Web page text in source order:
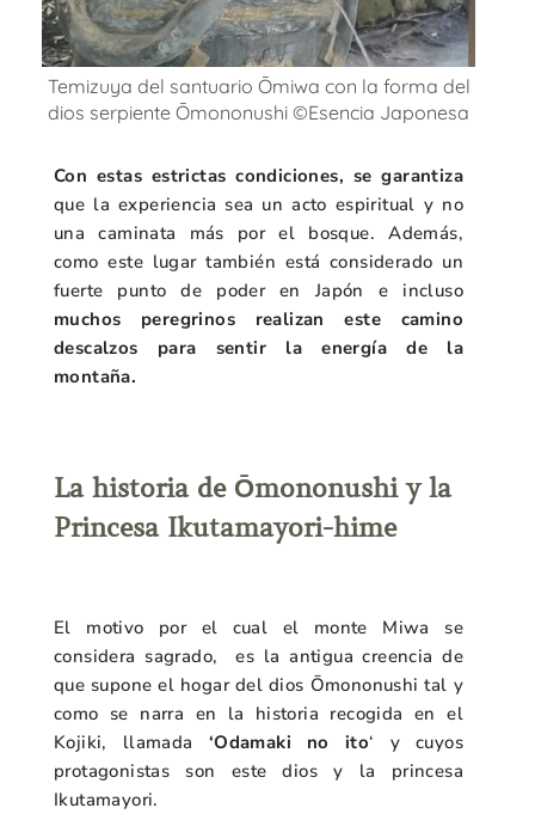
Temizuya del santuario Ōmiwa con la forma del
dios serpiente Ōmononushi ©Esencia Japonesa
Con estas estrictas condiciones, se garantiza
que la experiencia sea un acto espiritual y no
una caminata más por el bosque.
Además,
como este lugar también está considerado un
fuerte punto de poder en Japón e incluso
muchos peregrinos realizan este camino
descalzos para sentir la energía de la
montaña.
La historia de Ōmononushi y la
Princesa Ikutamayori-hime
El motivo por el cual el monte Miwa se
considera sagrado, es la antigua creencia de
que supone el hogar del dios Ōmononushi tal y
como se narra en la historia recogida en el
Kojiki, llamada ‘Odamaki no ito‘ y cuyos
protagonistas son este dios y la princesa
Ikutamayori.